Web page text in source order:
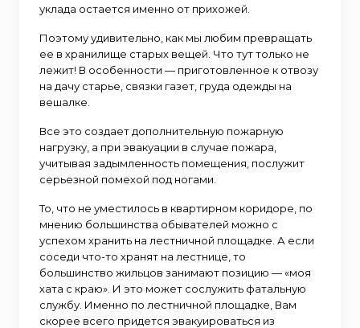
уклада остается именно от прихожей.
Поэтому удивительно, как мы любим превращать
ее в хранилище старых вещей. Что тут только не
лежит! В особенности — приготовленное к отвозу
на дачу старье, связки газет, груда одежды на
вешалке.
Все это создает дополнительную пожарную
нагрузку, а при эвакуации в случае пожара,
учитывая задымленность помещения, послужит
серьезной помехой под ногами.
То, что не уместилось в квартирном коридоре, по
мнению большинства обывателей можно с
успехом хранить на лестничной площадке. А если
соседи что-то хранят на лестнице, то
большинство жильцов занимают позицию — «моя
хата с краю». И это может сослужить фатальную
службу. Именно по лестничной площадке, Вам
скорее всего придется эвакуироваться из